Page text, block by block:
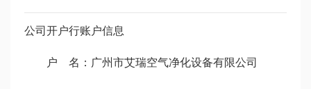
公司开户行账户信息
户 名：广州市艾瑞空气净化设备有限公司